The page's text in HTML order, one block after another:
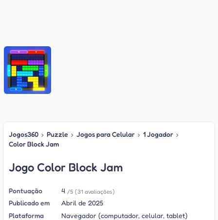
Jogos360 › Puzzle › Jogos para Celular › 1 Jogador ›
Color Block Jam
Jogo Color Block Jam
Pontuação 4 /5 (31 avaliações)
Publicado em
Abril de 2025
Plataforma
Navegador (computador, celular, tablet)